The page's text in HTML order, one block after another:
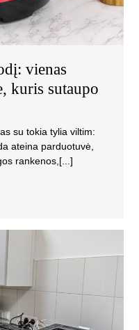
vienas
kuris sutaupo
su tokia tylia viltim:
ateina parduotuvė,
rankenos,[...]